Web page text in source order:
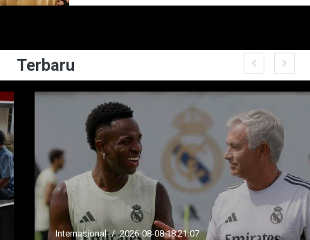
Terbaru
Internasional / 2026-08-08 18:21:07